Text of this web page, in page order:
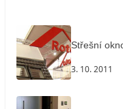
Střešní
3. 10. 2011